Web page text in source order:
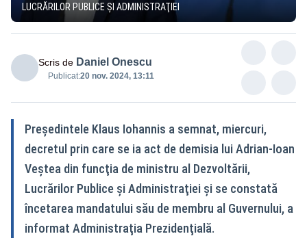
LUCRĂRILOR PUBLICE ŞI ADMINISTRAŢIEI
Scris de Daniel Onescu
Publicat:20 nov. 2024, 13:11
Preşedintele Klaus Iohannis a semnat, miercuri,
decretul prin care se ia act de demisia lui Adrian-Ioan
Veştea din funcţia de ministru al Dezvoltării,
Lucrărilor Publice şi Administraţiei şi se constată
încetarea mandatului său de membru al Guvernului, a
informat Administraţia Prezidenţială.